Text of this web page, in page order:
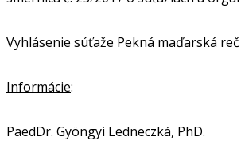
Vyhlásenie súťaže Pekná maďarská
Informácie:
PaedDr. Gyöngyi Ledneczká, PhD.